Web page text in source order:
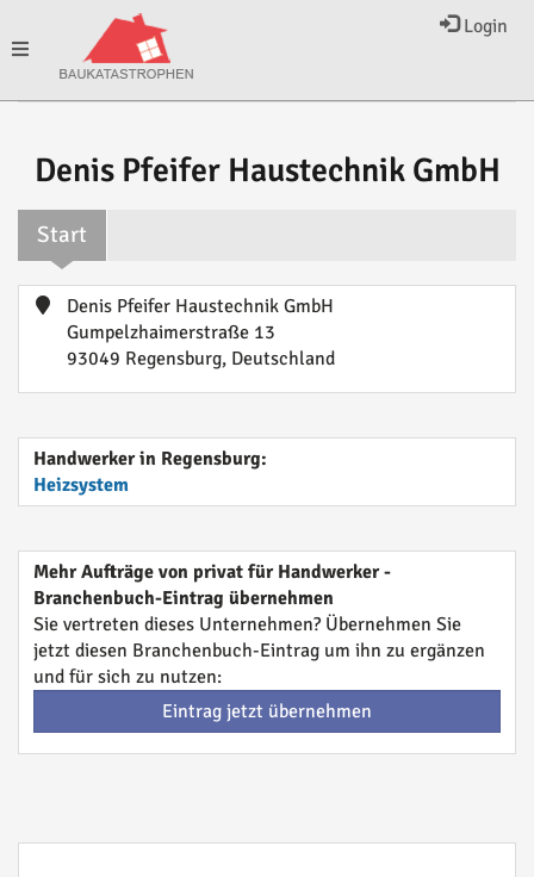
Login
Toggle
Denis Pfeifer Haustechnik GmbH
Start
Denis Pfeifer Haustechnik GmbH
Gumpelzhaimerstraße 13
93049 Regensburg, Deutschland
Handwerker in Regensburg:
Heizsystem
Mehr Aufträge von privat für Handwerker -
Branchenbuch-Eintrag übernehmen
Sie vertreten dieses Unternehmen? Übernehmen Sie
jetzt diesen Branchenbuch-Eintrag um ihn zu ergänzen
und für sich zu nutzen:
Eintrag jetzt übernehmen